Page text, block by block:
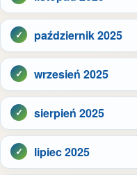
październik 2025
wrzesień 2025
sierpień 2025
lipiec 2025